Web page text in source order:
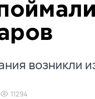
возникли
11294